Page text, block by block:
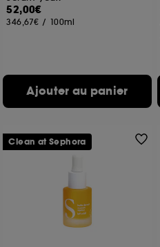
52,00€
346,67€ / 100ml
Ajouter au panier
Clean at Sephora